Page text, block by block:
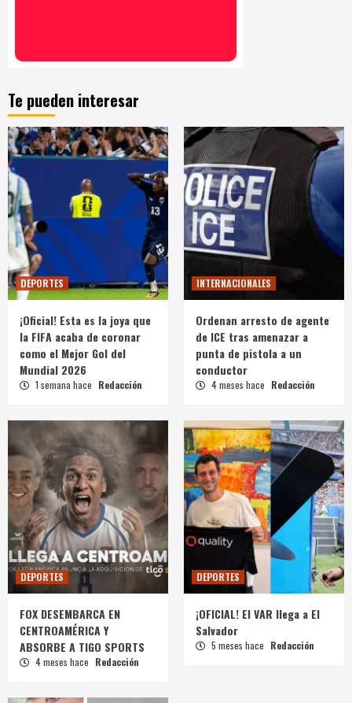
Te pueden interesar
DEPORTES
¡Oficial! Esta es la joya que
la FIFA acaba de coronar
como el Mejor Gol del
Mundial 2026
1 semana hace Redacción
INTERNACIONALES
Ordenan arresto de agente
de ICE tras amenazar a
punta de pistola a un
conductor
4 meses hace Redacción
DEPORTES
FOX DESEMBARCA EN
CENTROAMÉRICA Y
ABSORBE A TIGO SPORTS
4 meses hace Redacción
DEPORTES
¡OFICIAL! El VAR llega a El
Salvador
5 meses hace Redacción